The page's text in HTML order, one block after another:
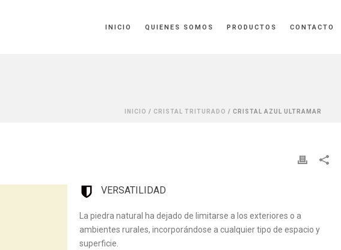
INICIO QUIENES SOMOS PRODUCTOS CONTACTO
INICIO / CRISTAL TRITURADO / CRISTAL AZUL ULTRAMAR
VERSATILIDAD
La piedra natural ha dejado de limitarse a los exteriores o a
ambientes rurales, incorporándose a cualquier tipo de espacio y
superficie.